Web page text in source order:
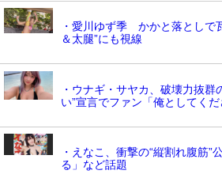
・愛川ゆず季 かかと落としで
＆太腿”にも視線
・ウナギ・サヤカ、破壊力抜群
い”宣言でファン「俺としてくだ
・えなこ、衝撃の“縦割れ腹筋”
る」など話題